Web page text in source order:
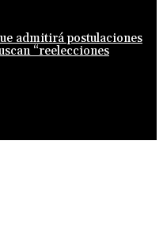
admitirá postulaciones
“reelecciones